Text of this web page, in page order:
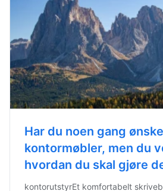
Har du noen gang
kontormøbler, men du
hvordan du skal gjøre
kontorutstyrEt komfortabelt